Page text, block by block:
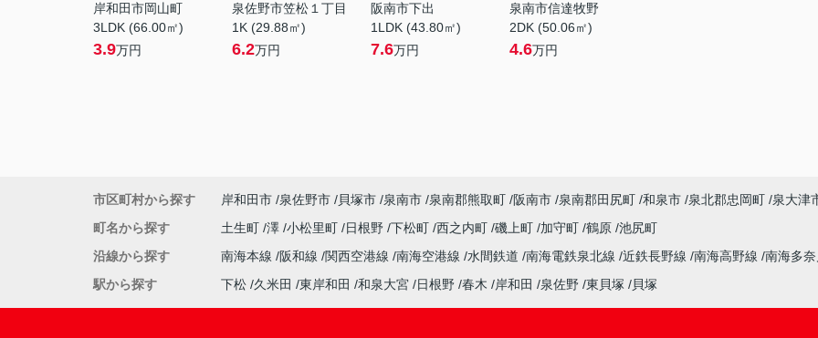
岸和田市岡山町
3LDK (66.00㎡)
3.9万円
泉佐野市笠松１丁目
1K (29.88㎡)
6.2万円
阪南市下出
1LDK (43.80㎡)
7.6万円
泉南市信達牧野
2DK (50.06㎡)
4.6万円
市区町村から探す 岸和田市 泉佐野市 貝塚市 泉南市 泉南郡熊取町 阪南市 泉南郡田尻町 和泉市 泉北郡忠岡町 泉大津
町名から探す
土生町 澤 小松里町 日根野 下松町 西之内町 磯上町 加守町 鶴原 池尻町
沿線から探す
南海本線 阪和線 関西空港線 南海空港線 水間鉄道 南海電鉄泉北線 近鉄長野線 南海高野線 南海多
駅から探す
下松 久米田 東岸和田 和泉大宮 日根野 春木 岸和田 泉佐野 東貝塚 貝塚